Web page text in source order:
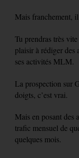
Mais franchement, il
Tu prendras très
plaisir à rédiger des
ses activités MLM.
La prospection sur
doigts, c’est vrai.
Mais en posant des
trafic mensuel de
quelques mois.